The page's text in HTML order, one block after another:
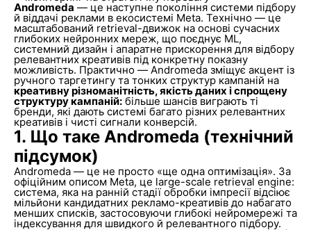
Andromeda — це наступне покоління системи підбору
й віддачі реклами в екосистемі Meta. Технічно — це
масштабований retrieval-движок на основі сучасних
глибоких нейронних мереж, що поєднує ML,
системний дизайн і апаратне прискорення для відбору
релевантних креативів під конкретну показну
можливість. Практично — Andromeda зміщує акцент із
ручного таргетингу та тонких структур кампаній на
креативну різноманітність, якість даних і спрощену
структуру кампаній:більше шансів виграють ті
бренди, які дають системі багато різних релевантних
креативів і чисті сигнали конверсій.
1. Що таке Andromeda (технічний
підсумок)
Andromeda — це не просто «ще одна оптимізація». За
офіційним описом Meta, це large-scale retrieval engine:
система, яка на ранній стадії обробки імпресії відсіює
мільйони кандидатних рекламо-креативів до набагато
менших списків, застосовуючи глибокі нейромережі та
індексування для швидкого й релевантного підбору.